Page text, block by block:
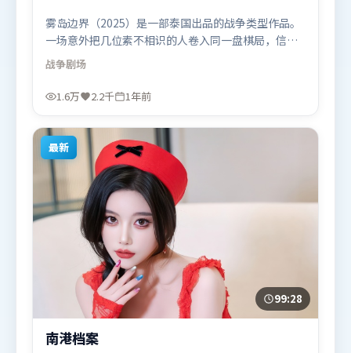
雾岛边界（2025）是一部泰国出品的战争类型作品。
一场意外把几位素不相识的人卷入同一盘棋局，信任
与背叛交替上演。叙事线索多线并进，最终在关键节
点收束。由奉俊昊执导，宋康昊、李政宰、沈腾，托
尼·贾等联袂出演。影片于2025年3月19日（泰国）
看。
战争剧场
1.6万 2.2千 1年前
最新
99:28
南港档案